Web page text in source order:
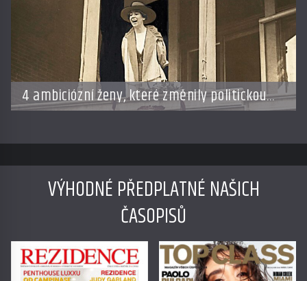
4 ambiciózní ženy, které změnily politickou
hru: Manželé je posílali do kuchyně marně
VÝHODNÉ PŘEDPLATNÉ NAŠICH
ČASOPISŮ